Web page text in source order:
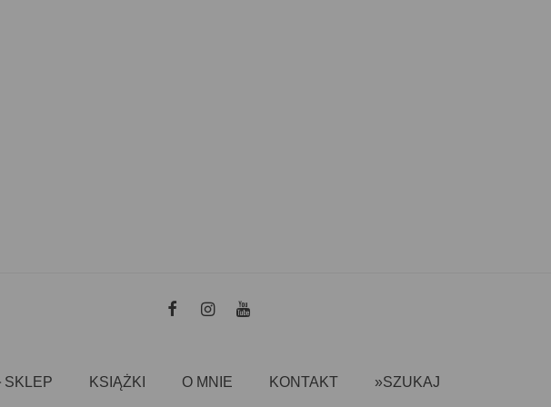
KSIĄŻKI O MNIE KONTAKT »SZUKAJ